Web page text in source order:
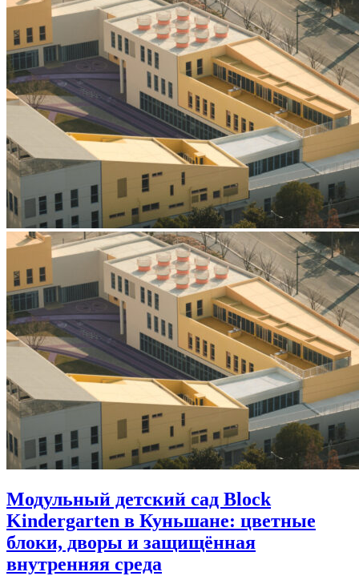
Модульный детский сад Block
Kindergarten в Куньшане: цветные
блоки, дворы и защищённая
внутренняя среда